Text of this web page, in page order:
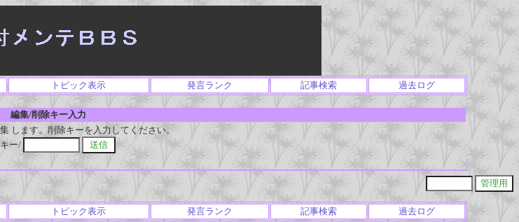
トピック表示 発言ランク 記事検索 過去ログ
編集/削除キー入力
します。削除キーを入力してください。
ー/
トピック表示 発言ランク 記事検索 過去ログ